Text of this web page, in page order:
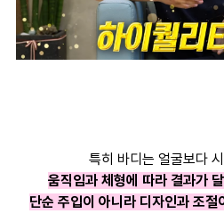
특히 바디는 얼굴보다
움직임과 체형에 따라 결과가
단순 주입이 아니라 디자인과 조절